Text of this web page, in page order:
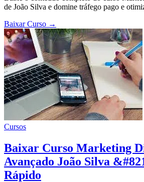
de João Silva e domine tráfego pago e
Baixar Curso →
Cursos
Baixar Curso Marketing
Avançado João Silva
Rápido